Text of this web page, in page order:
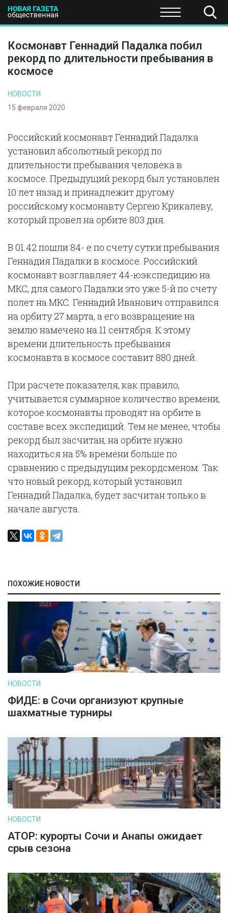
ПОЛИТИКА ЭКОНОМИКА НАУКА И
Космонавт Геннадий Падалка побил
рекорд по длительности пребывания в
космосе
НОВОСТИ
15 февраля 2020
Российский космонавт Геннадий Падалка
установил абсолютный рекорд по
длительности пребывания человека в
космосе. Предыдущий рекорд был установлен
10 лет назад и принадлежит другому
российскому космонавту Сергею Крикалеву,
который провел на орбите 803 дня.
В 01.42 пошли 84- е по счету сутки пребывания
Геннадия Падалки в космосе. Российский
космонавт возглавляет 44-юэкспедицию на
МКС, для самого Падалки это уже 5-й по счету
полет на МКС. Геннадий Иванович отправился
на орбиту 27 марта, а его возвращение на
землю намечено на 11 сентября. К этому
времени длительность пребывания
космонавта в космосе составит 880 дней.
При расчете показателя, как правило,
учитывается суммарное количество времени,
которое космонавты проводят на орбите в
составе всех экспедиций. Тем не менее, чтобы
рекорд был засчитан, на орбите нужно
находиться на 5% времени больше по
сравнению с предыдущим рекордсменом. Так
что новый рекорд, который установил
Геннадий Падалка, будет засчитан только в
начале августа.
ПОХОЖИЕ НОВОСТИ
НОВОСТИ
ФИДЕ: в Сочи организуют крупные
шахматные турниры
НОВОСТИ
АТОР: курорты Сочи и Анапы ожидает
срыв сезона